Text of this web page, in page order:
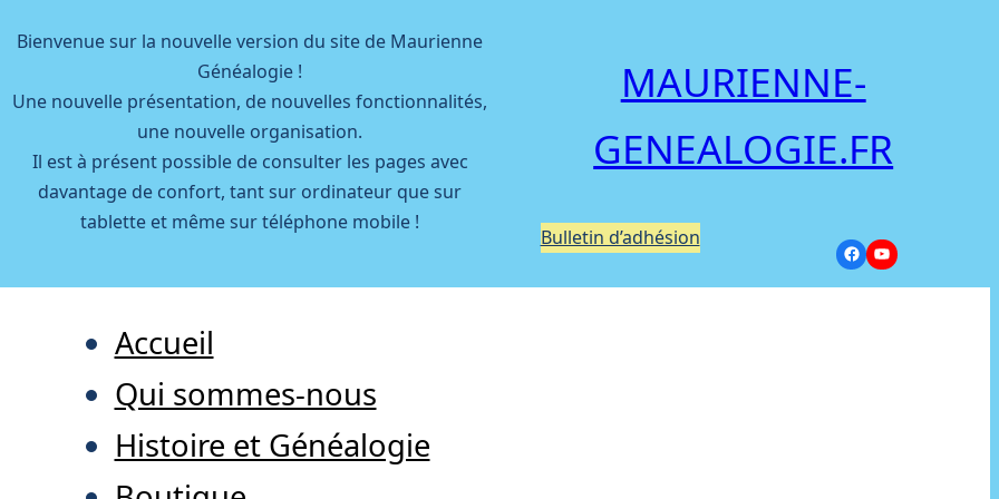
Bienvenue sur la nouvelle version du site de Maurienne
Généalogie !
Une nouvelle présentation, de nouvelles fonctionnalités,
une nouvelle organisation.
Il est à présent possible de consulter les pages avec
davantage de confort, tant sur ordinateur que sur
tablette et même sur téléphone mobile !
MAURIENNE-
GENEALOGIE.FR
Bulletin d’adhésion
Accueil
Qui sommes-nous
Histoire et Généalogie